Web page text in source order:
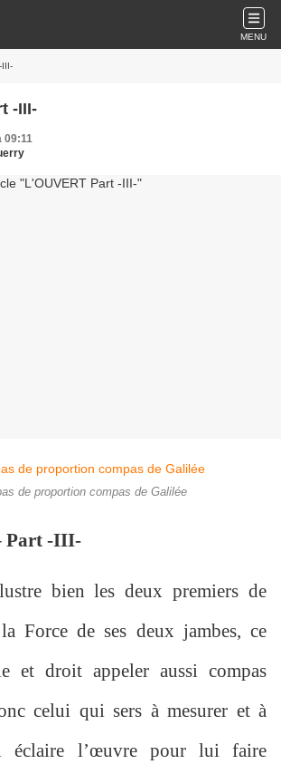
MENU
III-
-III-
09:11
de proportion compas de Galilée
Part -III-
bien les deux premiers de
Force de ses deux jambes, ce
et droit appeler aussi compas
celui qui sers à mesurer et à
éclaire l’œuvre pour lui faire